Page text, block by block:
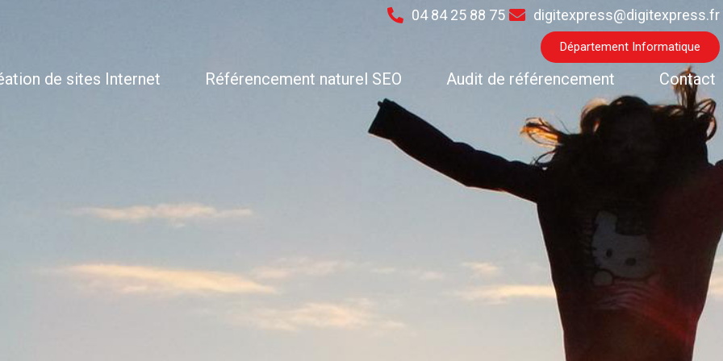
04 84 25 88 75 digitexpress@digitexpress.fr
Département Informatique
de sites Internet Référencement naturel SEO Audit de référencement Contact